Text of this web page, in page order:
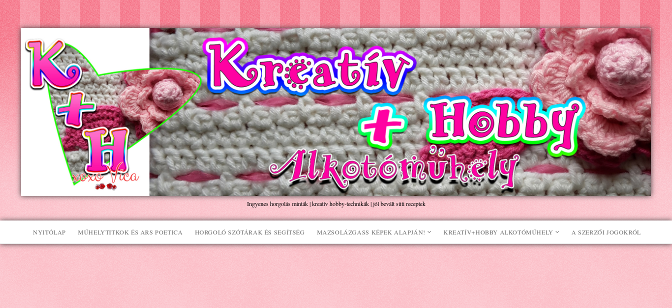
Kreatív+Hobby
Alkotóműhely
Ingyenes horgolás minták | kreatív hobby-technikák | jól bevált süti receptek
NYITÓLAP MŰHELYTITKOK ÉS ARS POETICA HORGOLÓ SZÓTÁRAK ÉS SEGÍTSÉG MAZSOLÁZGASS KÉPEK ALAPJÁN! KREATÍV+HOBBY ALKOTÓMŰHELY A SZERZŐI JOGOKRÓL